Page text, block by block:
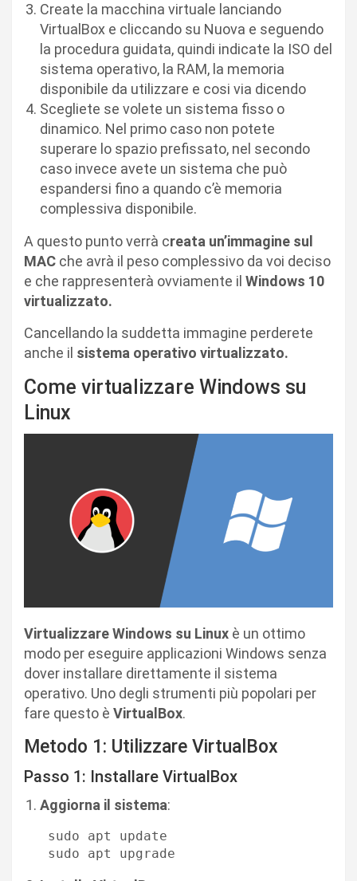
Create la macchina virtuale lanciando
VirtualBox e cliccando su Nuova e seguendo
la procedura guidata, quindi indicate la ISO del
sistema operativo, la RAM, la memoria
disponibile da utilizzare e cosi via dicendo
Scegliete se volete un sistema fisso o
dinamico. Nel primo caso non potete
superare lo spazio prefissato, nel secondo
caso invece avete un sistema che può
espandersi fino a quando c’è memoria
complessiva disponibile.
A questo punto verrà creata un’immagine sul
MAC che avrà il peso complessivo da voi deciso
e che rappresenterà ovviamente il Windows 10
virtualizzato.
Cancellando la suddetta immagine perderete
anche il sistema operativo virtualizzato.
Come virtualizzare Windows su
Linux
Virtualizzare Windows su Linux è un ottimo
modo per eseguire applicazioni Windows senza
dover installare direttamente il sistema
operativo. Uno degli strumenti più popolari per
fare questo è VirtualBox.
Metodo 1: Utilizzare VirtualBox
Passo 1: Installare VirtualBox
Aggiorna il sistema:
   sudo apt update
   sudo apt upgrade